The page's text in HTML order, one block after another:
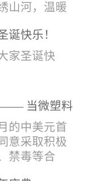
山河，温暖
子里，科亚
福：愿我国
息，愿我中
诞快乐！
家圣诞快
—— 当微塑料
们的地球(1)
的中美元首
意采取积极
禁毒等合